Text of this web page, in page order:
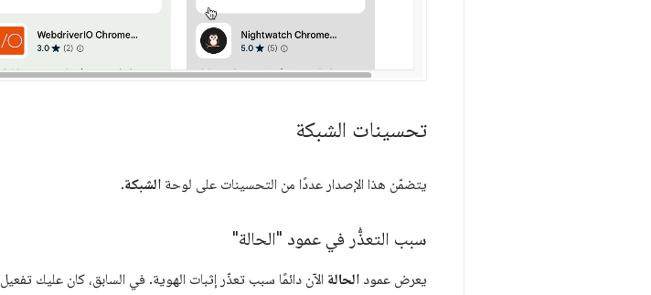
تحسينات الشبكة
يتضمّن هذا الإصدار عددًا من التحسينات على لوحة الشبكة.
سبب التعذُّر في عمود "الحالة"
يعرض عمود الحالة الآن دائمًا سبب تعذّر إثبات الهوية. في السابق، كان عليك تفعيل